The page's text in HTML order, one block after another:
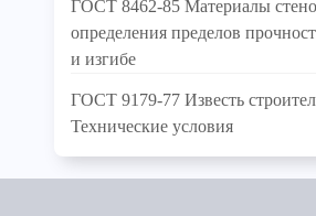
ГОСТ 8462-85 Материалы
определения пределов
и изгибе
ГОСТ 9179-77 Известь
Технические условия